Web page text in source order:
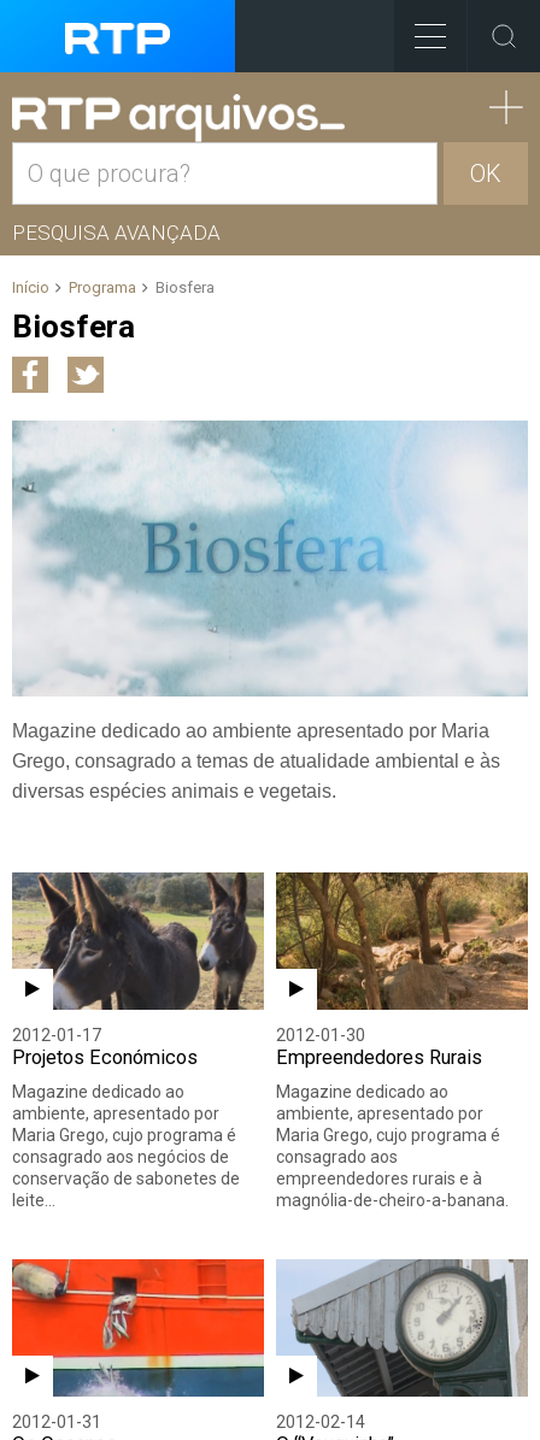
OK
PESQUISA AVANÇADA
Início Programa Biosfera
Biosfera
Magazine dedicado ao ambiente apresentado por Maria
Grego, consagrado a temas de atualidade ambiental e às
diversas espécies animais e vegetais.
2012-01-17
Projetos Económicos
Magazine dedicado ao
ambiente, apresentado por
Maria Grego, cujo programa é
consagrado aos negócios de
conservação de sabonetes de
leite…
2012-01-30
Empreendedores Rurais
Magazine dedicado ao
ambiente, apresentado por
Maria Grego, cujo programa é
consagrado aos
empreendedores rurais e à
magnólia-de-cheiro-a-banana.
2012-01-31 2012-02-14